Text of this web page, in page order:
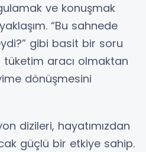
ve konuşmak
“Bu sahnede
gibi basit bir soru
aracı olmaktan
dönüşmesini
dizileri, hayatımızdan
güçlü bir etkiye sahip.